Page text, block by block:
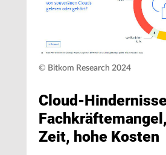
© Bitkom Research 2024
Cloud-
Zeit, hohe Kosten